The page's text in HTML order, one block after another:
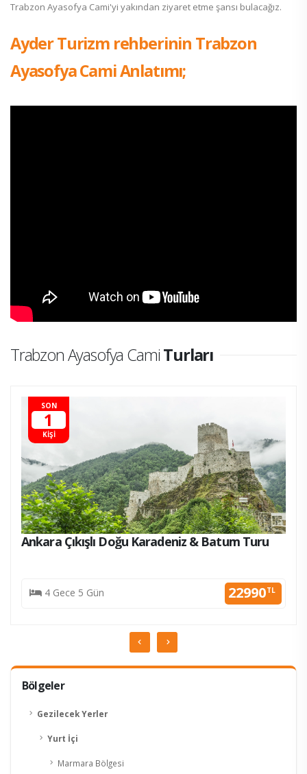
Bölgeler
Gezilecek Yerler
Yurt İçi
Marmara Bölgesi
Trabzon Ayasofya Cami'yi yakından ziyaret etme şansı bulacağız.
Ayder Turizm rehberinin Trabzon
Ayasofya Cami Anlatımı;
Trabzon Ayasofya CamiTurları
SON
1
KİŞİ
Ankara Çıkışlı Doğu Karadeniz & Batum Turu
4 Gece 5 Gün 22990TL